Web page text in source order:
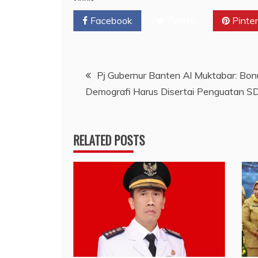
Facebook
Navigasi
pos
Pj Gubernur Banten Al Muktabar:
Demografi Harus Disertai Penguatan
RELATED POSTS